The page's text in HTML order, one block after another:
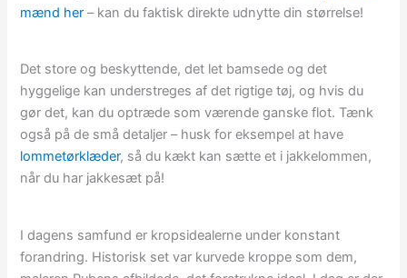
mænd her – kan du faktisk direkte udnytte din størrelse!
Det store og beskyttende, det let bamsede og det
hyggelige kan understreges af det rigtige tøj, og hvis du
gør det, kan du optræde som værende ganske flot. Tænk
også på de små detaljer – husk for eksempel at have
lommetørklæder, så du kækt kan sætte et i jakkelommen,
når du har jakkesæt på!
I dagens samfund er kropsidealerne under konstant
forandring. Historisk set var kurvede kroppe som dem,